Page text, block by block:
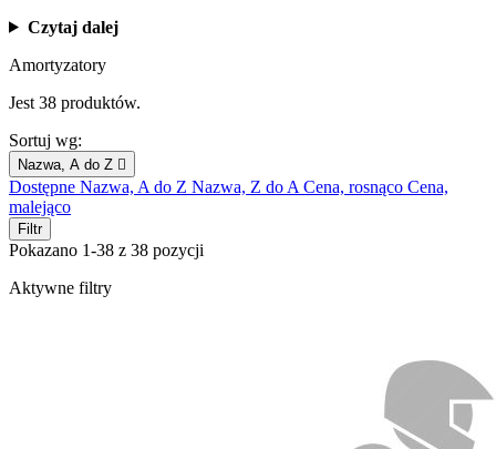
Czytaj dalej
Amortyzatory
Jest 38 produktów.
Sortuj wg:
Nazwa, A do Z 
Dostępne Nazwa, A do Z Nazwa, Z do A Cena, rosnąco Cena,
malejąco
Filtr
Pokazano 1-38 z 38 pozycji
Aktywne filtry